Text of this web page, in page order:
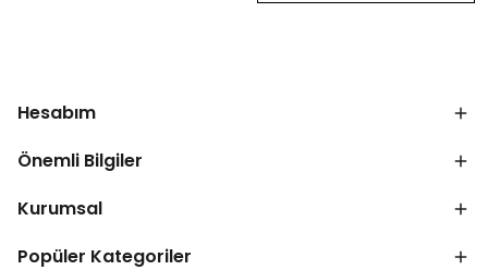
Hesabım
Önemli Bilgiler
Kurumsal
Popüler Kategoriler